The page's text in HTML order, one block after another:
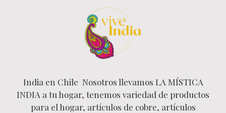
India en Chile Nosotros llevamos LA MÍSTICA
INDIA a tu hogar, tenemos variedad de productos
para el hogar, artículos de cobre, artículos